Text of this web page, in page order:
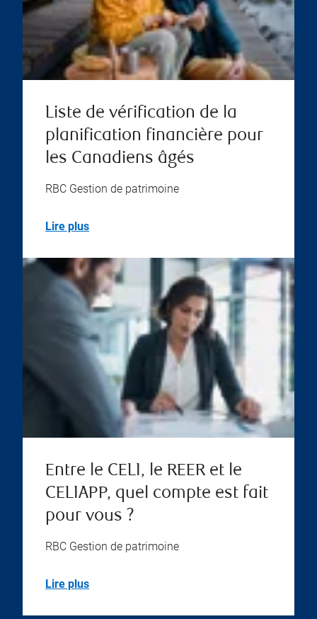
Liste de vérification de la
planification financière pour
les Canadiens âgés
RBC Gestion de patrimoine
Lire plus
Entre le CELI, le REER et le
CELIAPP, quel compte est fait
pour vous ?
RBC Gestion de patrimoine
Lire plus